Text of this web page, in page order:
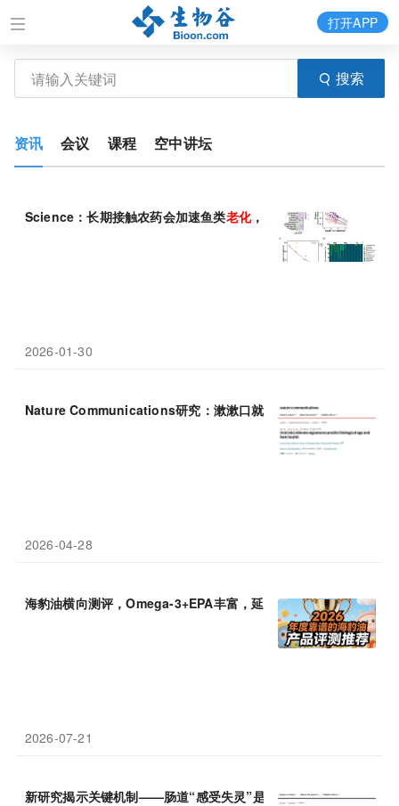
搜索
打开APP
资讯 会议 课程 空中讲坛
Science：长期接触农药会加速鱼类老化，缩短寿命
2026-01-30
Nature Communications研究：漱漱口就能测出你的身体
2026-04-28
海豹油横向测评，Omega-3+EPA丰富，延缓血管老化
2026-07-21
新研究揭示关键机制——肠道“感受失灵”是大脑老化的推手